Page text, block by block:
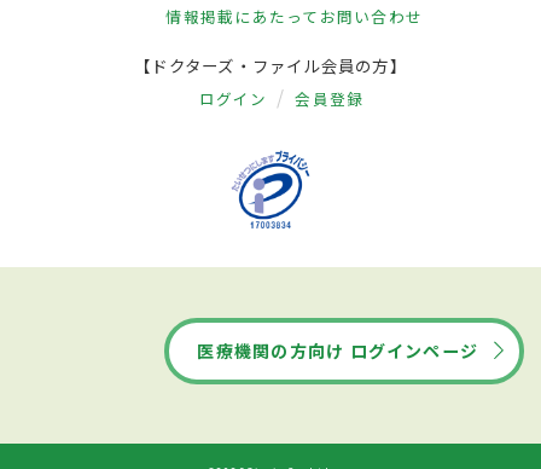
情報掲載にあたって お問い合わせ
【ドクターズ・ファイル会員の方】
ログイン 会員登録
医療機関の方向け ログインページ